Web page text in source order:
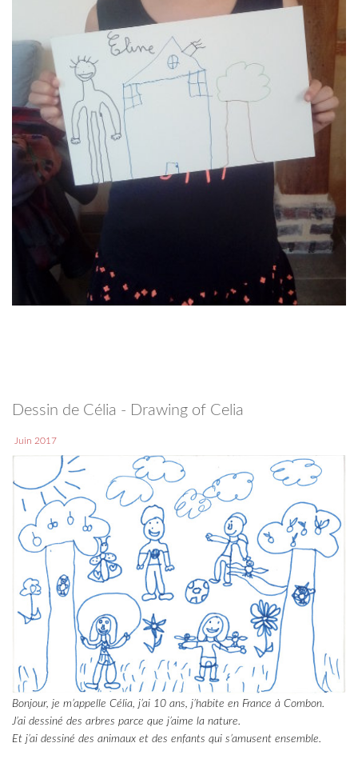
Dessin de Célia - Drawing of Celia
Juin 2017
Bonjour, je m’appelle Célia, j’ai 10 ans, j’habite en France à Combon.
J’ai dessiné des arbres parce que j’aime la nature.
Et j’ai dessiné des animaux et des enfants qui s’amusent ensemble.